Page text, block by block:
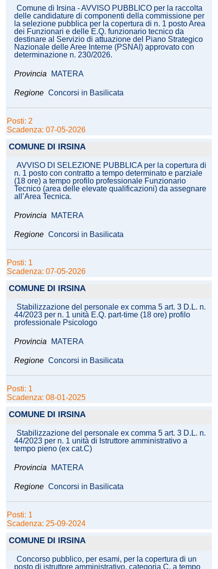
Comune di Irsina - AVVISO PUBBLICO per la raccolta
delle candidature di componenti della commissione per
la selezione pubblica per la copertura di n. 1 posto Area
dei Funzionari e delle E.Q. funzionario tecnico da
destinare al Servizio di attuazione del Piano Strategico
Nazionale delle Aree Interne (PSNAI) approvato con
determinazione n. 230/2026.
Provincia MATERA
Regione Concorsi in Basilicata
Posti: 2
Scadenza: 07-05-2026
COMUNE DI IRSINA
AVVISO DI SELEZIONE PUBBLICA per la copertura di
n. 1 posto con contratto a tempo determinato e parziale
(18 ore) a tempo profilo professionale Funzionario
Tecnico (area delle elevate qualificazioni) da assegnare
all’Area Tecnica.
Provincia MATERA
Regione Concorsi in Basilicata
Posti: 1
Scadenza: 07-05-2026
COMUNE DI IRSINA
Stabilizzazione del personale ex comma 5 art. 3 D.L. n.
44/2023 per n. 1 unità E.Q. part-time (18 ore) profilo
professionale Psicologo
Provincia MATERA
Regione Concorsi in Basilicata
Posti: 1
Scadenza: 08-01-2025
COMUNE DI IRSINA
Stabilizzazione del personale ex comma 5 art. 3 D.L. n.
44/2023 per n. 1 unità di Istruttore amministrativo a
tempo pieno (ex cat.C)
Provincia MATERA
Regione Concorsi in Basilicata
Posti: 1
Scadenza: 25-09-2024
COMUNE DI IRSINA
Concorso pubblico, per esami, per la copertura di un
posto di istruttore amministrativo, categoria C, a tempo